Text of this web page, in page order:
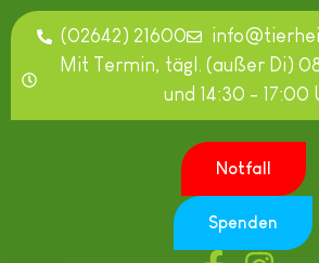
(02642) 21600
Mit Termin, tägl. (außer Di)
und 14:30 - 17:00
Notfall
Spenden